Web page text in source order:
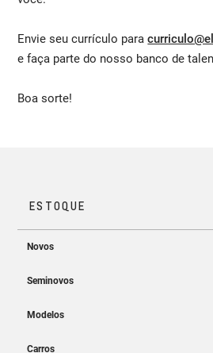
Envie seu currículo para
e faça parte do nosso banco de
Boa sorte!